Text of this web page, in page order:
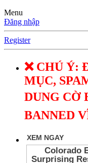
Menu
Đăng nhập
Register
❌ CHÚ Ý:
MỤC,
DUNG CỜ
BANNED